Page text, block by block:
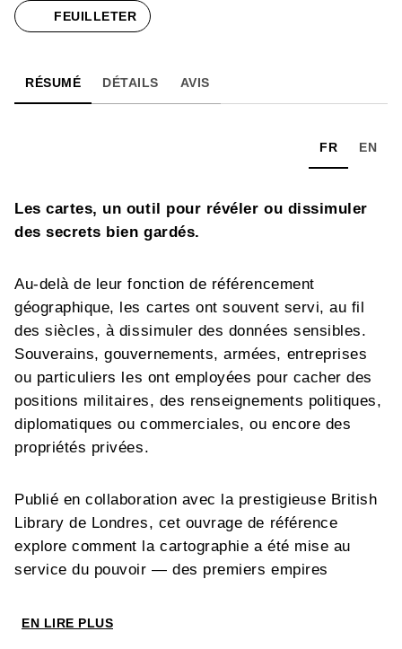
FEUILLETER
RÉSUMÉ DÉTAILS AVIS
FR EN
Les cartes, un outil pour révéler ou dissimuler
des secrets bien gardés.
Au-delà de leur fonction de référencement
géographique, les cartes ont souvent servi, au fil
des siècles, à dissimuler des données sensibles.
Souverains, gouvernements, armées, entreprises
ou particuliers les ont employées pour cacher des
positions militaires, des renseignements politiques,
diplomatiques ou commerciales, ou encore des
propriétés privées.
Publié en collaboration avec la prestigieuse British
Library de Londres, cet ouvrage de référence
explore comment la cartographie a été mise au
service du pouvoir — des premiers empires
s’intéresser à la manière dont le secret s’est infiltré
EN LIRE PLUS